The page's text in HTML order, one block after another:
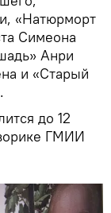
«Натюрморт
Симеона
Анри
и «Старый
до 12
ГМИИ